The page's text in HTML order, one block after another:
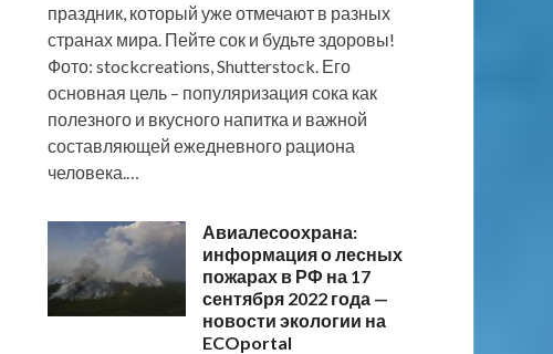
праздник, который уже отмечают в разных
странах мира. Пейте сок и будьте здоровы!
Фото: stockcreations, Shutterstock. Его
основная цель – популяризация сока как
полезного и вкусного напитка и важной
составляющей ежедневного рациона
человека.…
Авиалесоохрана:
информация о лесных
пожарах в РФ на 17
сентября 2022 года —
новости экологии на
ECOportal